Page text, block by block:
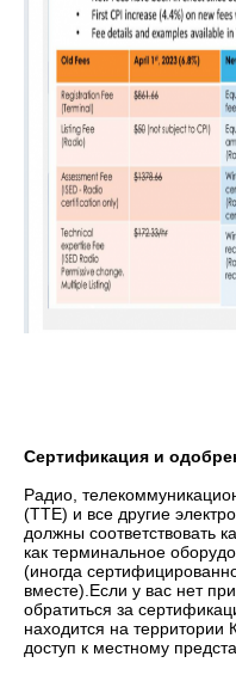
Сертификация и
Радио,
(TTE) и все другие
должны соответствовать
как терминальное
(иногда
вместе).Если у вас нет
обратиться за
находится на территории
доступ к местному